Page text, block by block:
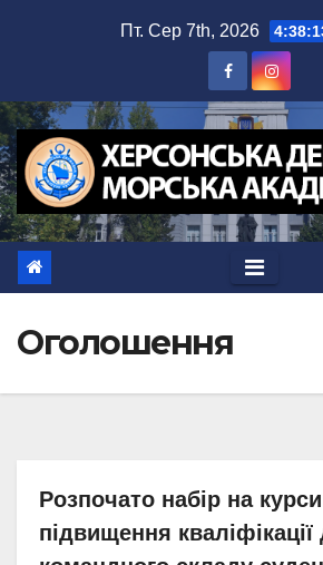
Пт. Сер 7th, 2026
Оголошення
Розпочато набір на курси
підвищення кваліфікації